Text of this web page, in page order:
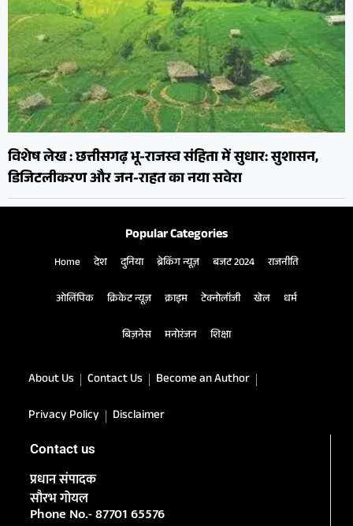
विशेष लेख : छत्तीसगढ़ भू-राजस्व संहिता में सुधार: सुशासन,
डिजिटलीकरण और जन-राहत का नया सवेरा
Popular Categories
Home देश दुनिया ब्रेकिंग न्यूज़ बजट 2024 राजनीति
ओलिंपिक क्रिकेट न्यूज़ क्राइम टेक्नोलॉजी खेल धर्म
बिज़नेस मनोरंजन शिक्षा
About Us Contact Us
Become an Author
Privacy Policy
Disclaimer
Contact us
प्रधान संपादक
सौरभ गोयल
Phone No.- 87701 65576